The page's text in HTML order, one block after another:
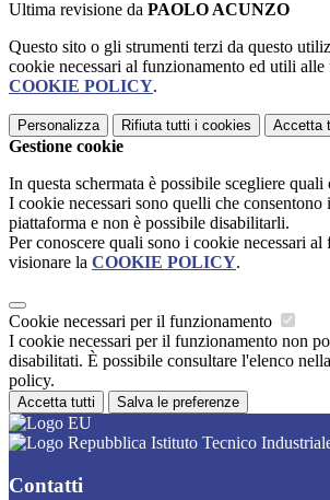
Ultima revisione da PAOLO ACUNZO
Questo sito o gli strumenti terzi da questo
cookie necessari al funzionamento ed utili
COOKIE POLICY.
Personalizza Rifiuta tutti i cookies Accetta
Gestione cookie
In questa schermata è possibile scegliere
I cookie necessari sono quelli che
piattaforma e non è possibile disabilitarli.
Per conoscere quali sono i cookie necessari
visionare la COOKIE POLICY.
Cookie necessari per il funzionamento
I cookie necessari per il funzionamento non
disabilitati. È possibile consultare l'elenco
policy.
Accetta tutti Salva le preferenze
Istituto Tecnico
Contatti